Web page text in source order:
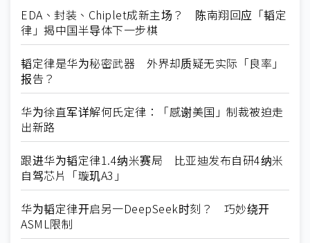
EDA、封装、Chiplet成新主场？ 陈南翔回应「韬定
律」揭中国半导体下一步棋
韬定律是华为秘密武器 外界却质疑无实际「良率」
报告？
华为徐直军详解何氏定律：「感谢美国」制裁被迫走
出新路
跟进华为韬定律1.4纳米赛局 比亚迪发布自研4纳米
自驾芯片「璇玑A3」
华为韬定律开启另一DeepSeek时刻？ 巧妙绕开
ASML限制